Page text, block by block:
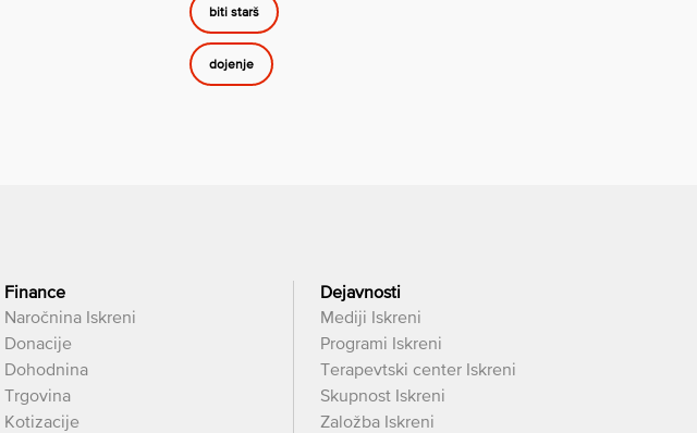
biti starš
dojenje
Finance
Naročnina Iskreni
Donacije
Dohodnina
Trgovina
Kotizacije
Dejavnosti
Mediji Iskreni
Programi Iskreni
Terapevtski center Iskreni
Skupnost Iskreni
Založba Iskreni